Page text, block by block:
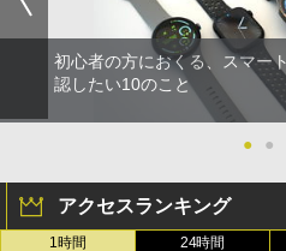
初心者の方におくる、スマー
認したい10のこと
● ●
アクセスランキング
1時間 24時間